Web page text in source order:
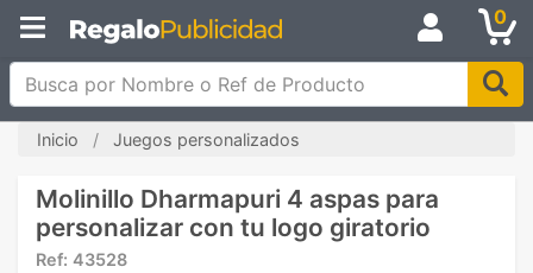
0
Busca por Nombre o Ref de Producto
Inicio Juegos personalizados
Molinillo Dharmapuri 4 aspas para
personalizar con tu logo giratorio
Ref: 43528